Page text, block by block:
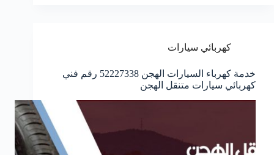
كهربائي سيارات
خدمة كهرباء السيارات الهجن 52227338 رقم فني
كهربائي سيارات متنقل الهجن